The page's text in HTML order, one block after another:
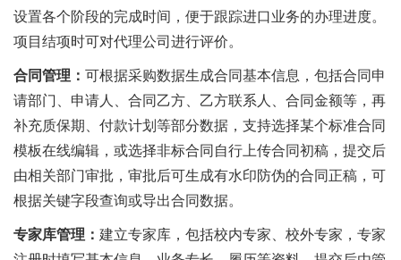
设置各个阶段的完成时间，便于跟踪进口业务的办理进度。
项目结项时可对代理公司进行评价。
合同管理： 可根据采购数据生成合同基本信息，包括合同申
请部门、申请人、合同乙方、乙方联系人、合同金额等，再
补充质保期、付款计划等部分数据，支持选择某个标准合同
模板在线编辑，或选择非标合同自行上传合同初稿，提交后
由相关部门审批，审批后可生成有水印防伪的合同正稿，可
根据关键字段查询或导出合同数据。
专家库管理： 建立专家库，包括校内专家、校外专家，专家